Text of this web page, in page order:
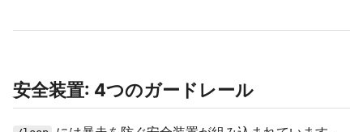
安全装置: 4つのガードレール